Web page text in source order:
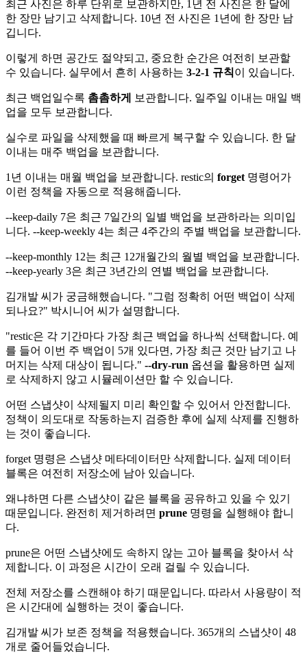
최근 사진은 하루 단위로 보관하지만, 1년 전 사진은 한 달에
한 장만 남기고 삭제합니다. 10년 전 사진은 1년에 한 장만 남
깁니다.
이렇게 하면 공간도 절약되고, 중요한 순간은 여전히 보관할
수 있습니다. 실무에서 흔히 사용하는 3-2-1 규칙이 있습니다.
최근 백업일수록 촘촘하게
보관합니다. 일주일 이내는 매일 백
업을 모두 보관합니다.
실수로 파일을 삭제했을 때 빠르게 복구할 수 있습니다. 한 달
이내는 매주 백업을 보관합니다.
1년 이내는 매월 백업을 보관합니다. restic의 forget 명령어가
이런 정책을 자동으로 적용해줍니다.
--keep-daily 7은 최근 7일간의 일별 백업을 보관하라는 의미입
니다. --keep-weekly 4는 최근 4주간의 주별 백업을 보관합니다.
--keep-monthly 12는 최근 12개월간의 월별 백업을 보관합니다.
--keep-yearly 3은 최근 3년간의 연별 백업을 보관합니다.
김개발 씨가 궁금해했습니다. "그럼 정확히 어떤 백업이 삭제
되나요?" 박시니어 씨가 설명합니다.
"restic은 각 기간마다 가장 최근 백업을 하나씩 선택합니다. 예
를 들어 이번 주 백업이 5개 있다면, 가장 최근 것만 남기고 나
머지는 삭제 대상이 됩니다." --dry-run 옵션을 활용하면 실제
로 삭제하지 않고 시뮬레이션만 할 수 있습니다.
어떤 스냅샷이 삭제될지 미리 확인할 수 있어서 안전합니다.
정책이 의도대로 작동하는지 검증한 후에 실제 삭제를 진행하
는 것이 좋습니다.
forget 명령은 스냅샷 메타데이터만 삭제합니다. 실제 데이터
블록은 여전히 저장소에 남아 있습니다.
왜냐하면 다른 스냅샷이 같은 블록을 공유하고 있을 수 있기
때문입니다. 완전히 제거하려면 prune 명령을 실행해야 합니
다.
prune은 어떤 스냅샷에도 속하지 않는 고아 블록을 찾아서 삭
제합니다. 이 과정은 시간이 오래 걸릴 수 있습니다.
전체 저장소를 스캔해야 하기 때문입니다. 따라서 사용량이 적
은 시간대에 실행하는 것이 좋습니다.
김개발 씨가 보존 정책을 적용했습니다. 365개의 스냅샷이 48
개로 줄어들었습니다.